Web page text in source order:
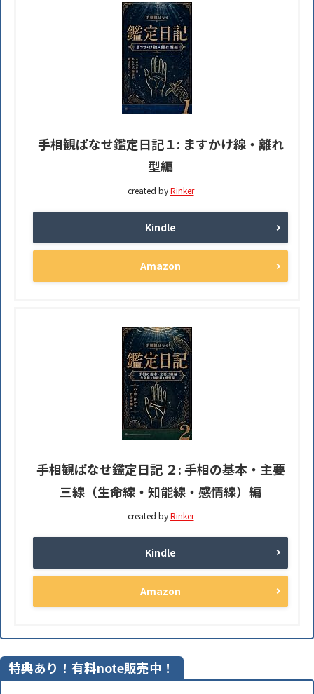
手相観ぱなせ鑑定日記１: ますかけ線・離れ
型編
created byRinker
Kindle
Amazon
手相観ぱなせ鑑定日記 ２: 手相の基本・主要
三線（生命線・知能線・感情線）編
created byRinker
Kindle
Amazon
特典あり！有料note販売中！